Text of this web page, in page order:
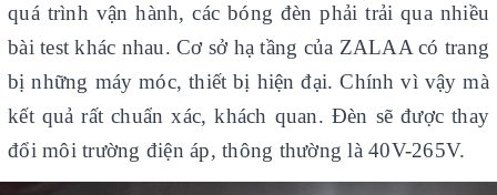
quá trình vận hành, các bóng đèn phải trải qua nhiều
bài test khác nhau. Cơ sở hạ tầng của ZALAA có trang
bị những máy móc, thiết bị hiện đại. Chính vì vậy mà
kết quả rất chuẩn xác, khách quan. Đèn sẽ được thay
đổi môi trường điện áp, thông thường là 40V-265V.